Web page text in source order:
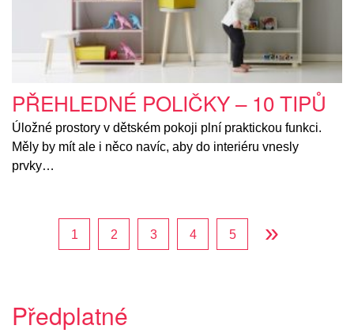
PŘEHLEDNÉ POLIČKY – 10 TIPŮ
Úložné prostory v dětském pokoji plní praktickou funkci.
Měly by mít ale i něco navíc, aby do interiéru vnesly
prvky…
1 2 3 4 5 »
Předplatné